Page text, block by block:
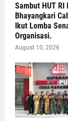
Sambut HUT RI
Bhayangkari
Ikut Lomba
Organisasi.
August 10, 2026